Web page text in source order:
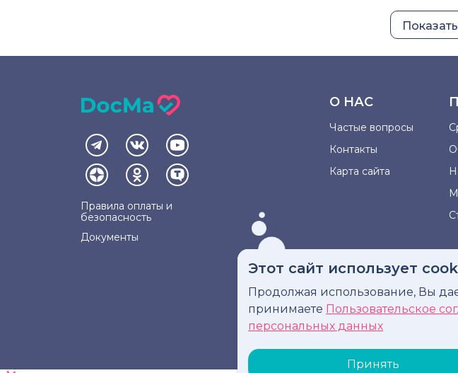
Этот сайт использует
Продолжая использование, Вы
принимаете Пользовательское
персональных данных
Принять
Правила оплаты и
безопасность
Документы
О НАС
Частые вопросы
Контакты
Карта сайта
Информация, представленная
диагноза,